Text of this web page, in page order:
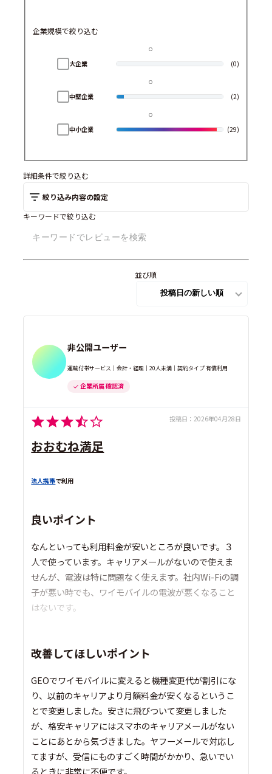
企業規模で絞り込む
大企業 (0)
中堅企業 (2)
中小企業 (29)
詳細条件で絞り込む
絞り込み内容の設定
キーワードで絞り込む
並び順
非公開ユーザー
運輸付帯サービス｜会計・経理｜20人未満｜契約タイプ 有償利用
企業所属 確認済
投稿日： 2026年04月28日
おおむね満足
法人携帯で利用
良いポイント
なんといっても利用料金が安いところが良いです。３
人で使っています。キャリアメールがないので使えま
せんが、電波は特に問題なく使えます。社内Wi-Fiの調
子が悪い時でも、ワイモバイルの電波が悪くなること
はないです。
改善してほしいポイント
GEOでワイモバイルに変えると機種変更代が割引にな
り、以前のキャリアより月額料金が安くなるというこ
とで変更しました。安さに飛びついて変更しました
が、格安キャリアにはスマホのキャリアメールがない
ことにあとから気づきました。ヤフーメールで対応し
てますが、受信にものすごく時間がかかり、急いでい
るときに非常に不便です。